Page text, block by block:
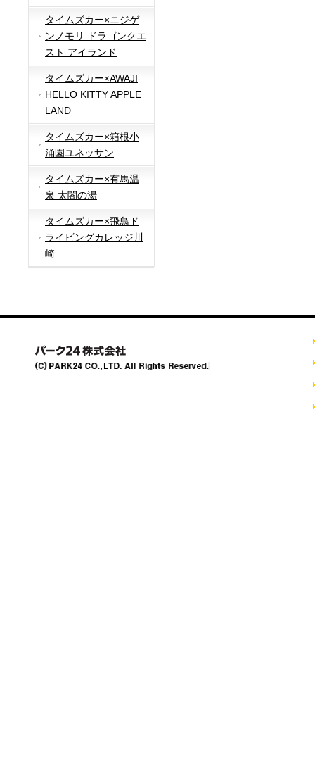
タイムズカー×ニジゲ
ンノモリ ドラゴンクエ
スト アイランド
タイムズカー×AWAJI
HELLO KITTY APPLE
LAND
タイムズカー×箱根小
涌園ユネッサン
タイムズカー×有馬温
泉 太閤の湯
タイムズカー×飛鳥ド
ライビングカレッジ川
崎